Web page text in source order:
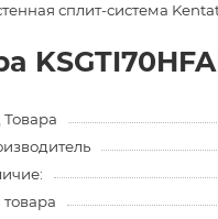
сплит-система
Товара